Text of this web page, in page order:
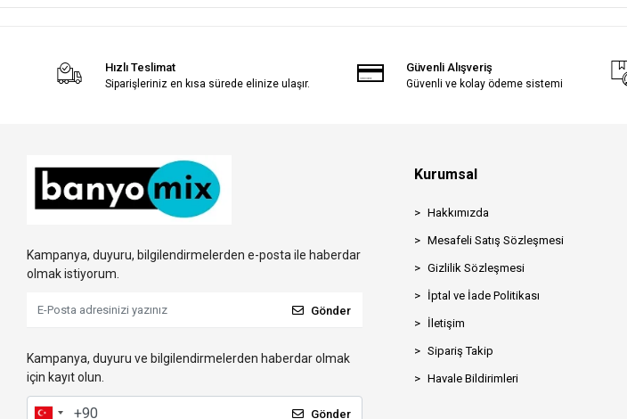
Hızlı Teslimat
Siparişleriniz en kısa sürede elinize ulaşır.
Güvenli Alışveriş
Güvenli ve kolay ödeme sistemi
Kampanya, duyuru, bilgilendirmelerden e-posta ile haberdar
olmak istiyorum.
Gönder
Kampanya, duyuru ve bilgilendirmelerden haberdar olmak
için kayıt olun.
Gönder
Kurumsal
Hakkımızda
Mesafeli Satış Sözleşmesi
Gizlilik Sözleşmesi
İptal ve İade Politikası
İletişim
Sipariş Takip
Havale Bildirimleri